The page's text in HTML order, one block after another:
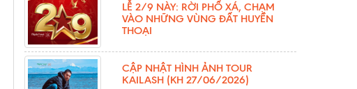
LỄ 2/9 NÀY: RỜI PHỐ XÁ, CHẠM
VÀO NHỮNG VÙNG ĐẤT HUYỀN
THOẠI
CẬP NHẬT HÌNH ẢNH TOUR
KAILASH (KH 27/06/2026)